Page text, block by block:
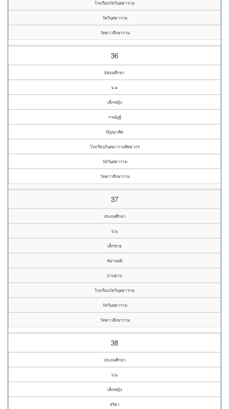
โรงเรียนวัดวิมุตยาราม
วัดวิมุตยาราม
วัดดาวดึงษาราม
36
มัธยมศึกษา
ม.๑
เด็กหญิง
กรณัฎฐ์
ปัญญาคิด
โรงเรียนวิมุตยารามพิทยากร
วัดวิมุตยาราม
วัดดาวดึงษาราม
37
ประถมศึกษา
ป.๖
เด็กชาย
ชนานนท์
ปานฮวบ
โรงเรียนวัดวิมุตยาราม
วัดวิมุตยาราม
วัดดาวดึงษาราม
38
ประถมศึกษา
ป.๖
เด็กหญิง
สริตา